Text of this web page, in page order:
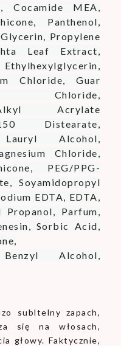
Cocamide MEA,
Panthenol,
Propylene
Leaf Extract,
Chloride, Guar
Chloride,
Acrylate
Distearate,
Alcohol,
Chloride,
PEG/PPG-
Soyamidopropyl
EDTA, EDTA,
Parfum,
Sorbic Acid,
Benzyl Alcohol,
subltelny zapach,
się na włosach,
głowy. Faktycznie,